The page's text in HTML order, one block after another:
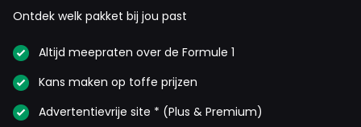
Ontdek welk pakket bij jou past
Altijd meepraten over de Formule 1
Kans maken op toffe prijzen
Advertentievrije site * (Plus & Premium)